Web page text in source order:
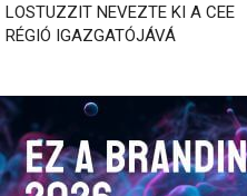
LOSTUZZIT NEVEZTE KI A CEE
RÉGIÓ IGAZGATÓJÁVÁ